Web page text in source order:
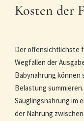
Kosten der
Der offensichtlichste
Wegfallen der
Babynahrung können
Belastung
Säuglingsnahrung im
der Nahrung zwischen